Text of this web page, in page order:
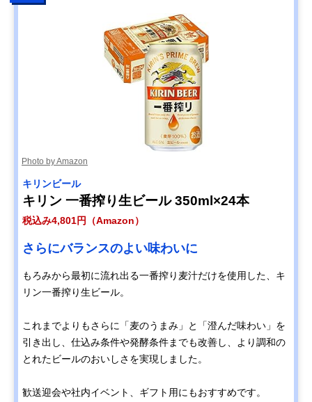
Photo by Amazon
キリンビール
キリン 一番搾り生ビール 350ml×24本
税込み4,801円（Amazon）
さらにバランスのよい味わいに
もろみから最初に流れ出る一番搾り麦汁だけを使用した、キ
リン一番搾り生ビール。
これまでよりもさらに「麦のうまみ」と「澄んだ味わい」を
引き出し、仕込み条件や発酵条件までも改善し、より調和の
とれたビールのおいしさを実現しました。
歓送迎会や社内イベント、ギフト用にもおすすめです。